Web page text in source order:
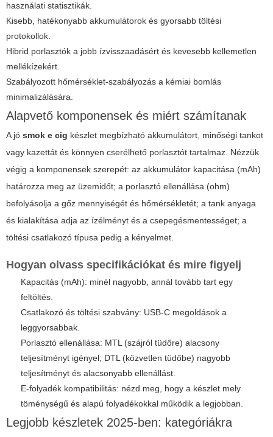
használati statisztikák.
Kisebb, hatékonyabb akkumulátorok és gyorsabb töltési
protokollok.
Hibrid porlasztók a jobb ízvisszaadásért és kevesebb kellemetlen
mellékízekért.
Szabályozott hőmérséklet-szabályozás a kémiai bomlás
minimalizálására.
Alapvető komponensek és miért számítanak
A jó smok e cig készlet megbízható akkumulátort, minőségi tankot
vagy kazettát és könnyen cserélhető porlasztót tartalmaz. Nézzük
végig a komponensek szerepét: az akkumulátor kapacitása (mAh)
határozza meg az üzemidőt; a porlasztó ellenállása (ohm)
befolyásolja a gőz mennyiségét és hőmérsékletét; a tank anyaga
és kialakítása adja az ízélményt és a csepegésmentességet; a
töltési csatlakozó típusa pedig a kényelmet.
Hogyan olvass specifikációkat és mire figyelj
Kapacitás (mAh): minél nagyobb, annál tovább tart egy
feltöltés.
Csatlakozó és töltési szabvány: USB-C megoldások a
leggyorsabbak.
Porlasztó ellenállása: MTL (szájról tüdőre) alacsony
teljesítményt igényel; DTL (közvetlen tüdőbe) nagyobb
teljesítményt és alacsonyabb ellenállást.
E-folyadék kompatibilitás: nézd meg, hogy a készlet mely
töménységű és alapú folyadékokkal működik a legjobban.
Legjobb készletek 2025-ben: kategóriákra